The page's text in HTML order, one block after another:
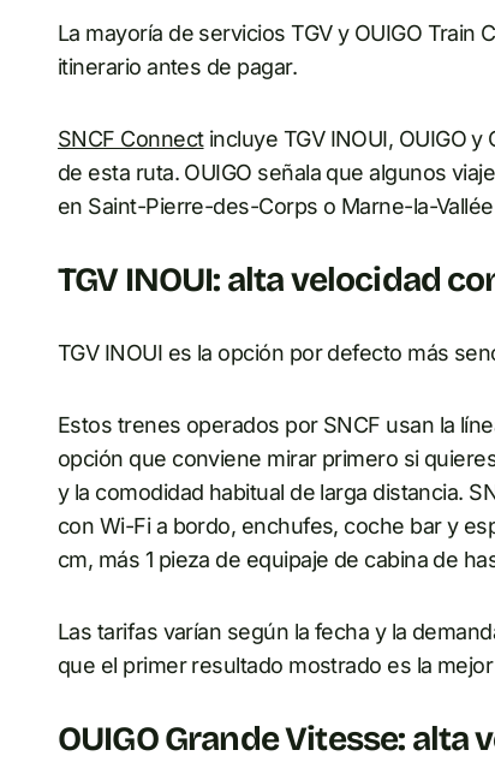
La mayoría de servicios TGV y OUIGO
itinerario antes de pagar.
SNCF Connectincluye TGV INOUI, OUIGO
de esta ruta. OUIGO señala que algunos
en Saint-Pierre-des-Corps o Marne-la-
TGV INOUI: alta velocidad
TGV INOUI es la opción por defecto más
Estos trenes operados por SNCF usan la
opción que conviene mirar primero si
y la comodidad habitual de larga distancia.
con Wi-Fi a bordo, enchufes, coche bar y
cm, más 1 pieza de equipaje de cabina de
Las tarifas varían según la fecha y la
que el primer resultado mostrado es la
OUIGO Grande Vitesse: